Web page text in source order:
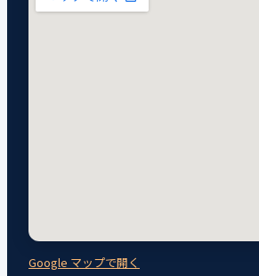
Google マップで開く